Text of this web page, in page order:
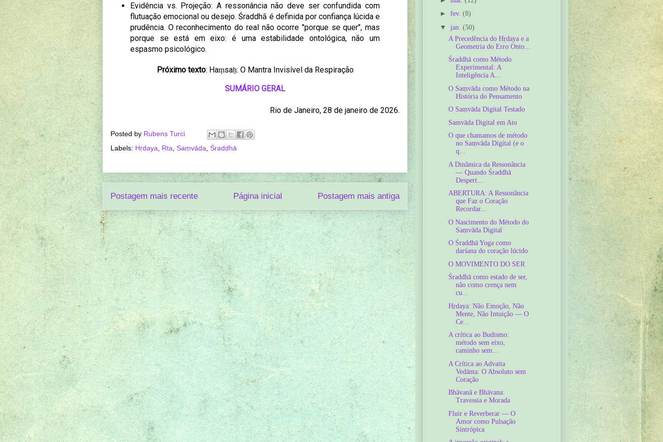
Evidência vs. Projeção: A ressonância não deve ser confundida com
flutuação emocional ou desejo. Śraddhā é definida por confiança lúcida e
prudência. O reconhecimento do real não ocorre "porque se quer", mas
porque se está em eixo: é uma estabilidade ontológica, não um
espasmo psicológico.
Próximo texto: Haṃsaḥ: O Mantra Invisível da Respiração
SUMÁRIO GERAL
Rio de Janeiro, 28 de janeiro de 2026.
Posted by Rubens Turci
Labels: Hṛdaya Ṛta Saṃvāda Śraddhā
Postagem mais recente Postagem mais antiga
Página inicial
► fev. (8)
▼ jan. (50)
A Precedência do Hṛdaya e a
Geometria do Erro Onto...
Śraddhā como Método
Experimental: A
Inteligência A...
O Saṃvāda como Método na
História do Pensamento
O Saṃvāda Digital Testado
Samvāda Digital em Ato
O que chamamos de método
no Saṃvāda Digital (e o
q...
A Dinâmica da Ressonância
— Quando Śraddhā
Despert...
ABERTURA: A Ressonância
que Faz o Coração
Recordar...
O Nascimento do Método do
Saṃvāda Digital
O Śraddhā Yoga como
darśana do coração lúcido
O MOVIMENTO DO SER
Śraddhā como estado de ser,
não como crença nem
cu...
Hṛdaya: Não Emoção, Não
Mente, Não Intuição — O
Ce...
A crítica ao Budismo:
método sem eixo,
caminho sem...
A Crítica ao Advaita
Vedānta: O Absoluto sem
Coração
Bhāvanā e Bhāvana:
Travessia e Morada
Fluir e Reverberar — O
Amor como Pulsação
Sintrópica